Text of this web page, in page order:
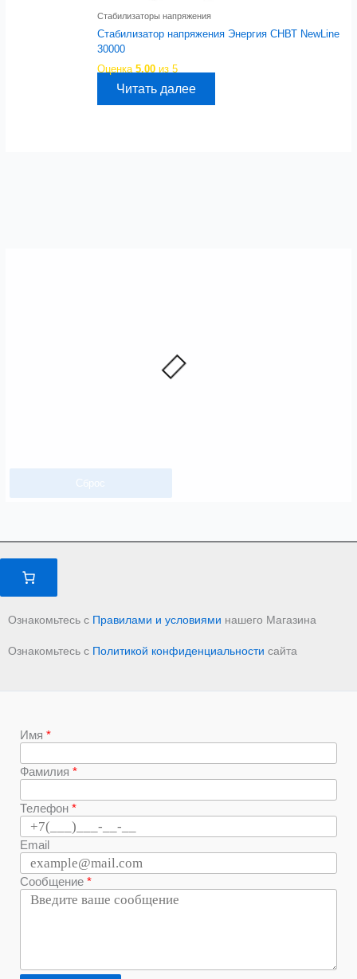
Сброс
Стабилизаторы напряжения
Стабилизатор напряжения Энергия СНВТ NewLine
30000
Оценка5.00 из 5
Читать далее
Ознакомьтесь с Правилами и условиями нашего Магазина
Ознакомьтесь с Политикой конфиденциальности сайта
Имя
Фамилия
Телефон
Email
Сообщение